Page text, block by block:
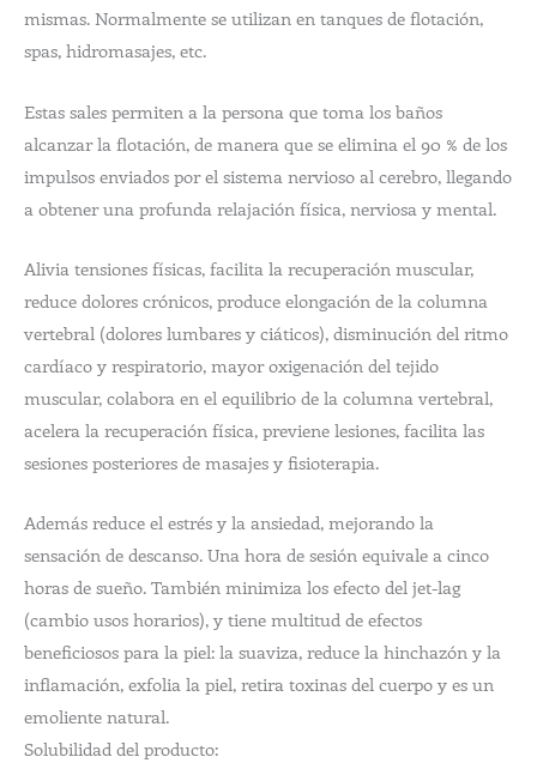
mismas. Normalmente se utilizan en tanques de flotación,
spas, hidromasajes, etc.
Estas sales permiten a la persona que toma los baños
alcanzar la flotación, de manera que se elimina el 90 % de los
impulsos enviados por el sistema nervioso al cerebro, llegando
a obtener una profunda relajación física, nerviosa y mental.
Alivia tensiones físicas, facilita la recuperación muscular,
reduce dolores crónicos, produce elongación de la columna
vertebral (dolores lumbares y ciáticos), disminución del ritmo
cardíaco y respiratorio, mayor oxigenación del tejido
muscular, colabora en el equilibrio de la columna vertebral,
acelera la recuperación física, previene lesiones, facilita las
sesiones posteriores de masajes y fisioterapia.
Además reduce el estrés y la ansiedad, mejorando la
sensación de descanso. Una hora de sesión equivale a cinco
horas de sueño. También minimiza los efecto del jet-lag
(cambio usos horarios), y tiene multitud de efectos
beneficiosos para la piel: la suaviza, reduce la hinchazón y la
inflamación, exfolia la piel, retira toxinas del cuerpo y es un
emoliente natural.
Solubilidad del producto: